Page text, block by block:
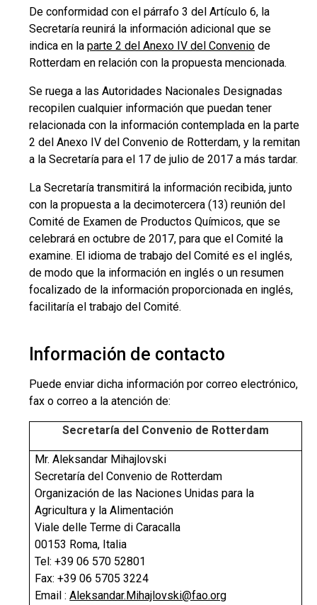
De conformidad con el párrafo 3 del Artículo 6, la
Secretaría reunirá la información adicional que se
indica en la parte 2 del Anexo IV del Convenio de
Rotterdam en relación con la propuesta mencionada.
Se ruega a las Autoridades Nacionales Designadas
recopilen cualquier información que puedan tener
relacionada con la información contemplada en la parte
2 del Anexo IV del Convenio de Rotterdam, y la remitan
a la Secretaría para el 17 de julio de 2017 a más tardar.
La Secretaría transmitirá la información recibida, junto
con la propuesta a la decimotercera (13) reunión del
Comité de Examen de Productos Químicos, que se
celebrará en octubre de 2017, para que el Comité la
examine. El idioma de trabajo del Comité es el inglés,
de modo que la información en inglés o un resumen
focalizado de la información proporcionada en inglés,
facilitaría el trabajo del Comité.
Información de contacto
Puede enviar dicha información por correo electrónico,
fax o correo a la atención de:
Secretaría del Convenio de Rotterdam
Mr. Aleksandar Mihajlovski
Secretaría del Convenio de Rotterdam
Organización de las Naciones Unidas para la
Agricultura y la Alimentación
Viale delle Terme di Caracalla
00153 Roma, Italia
Tel: +39 06 570 52801
Fax: +39 06 5705 3224
Email :Aleksandar.Mihajlovski@fao.org